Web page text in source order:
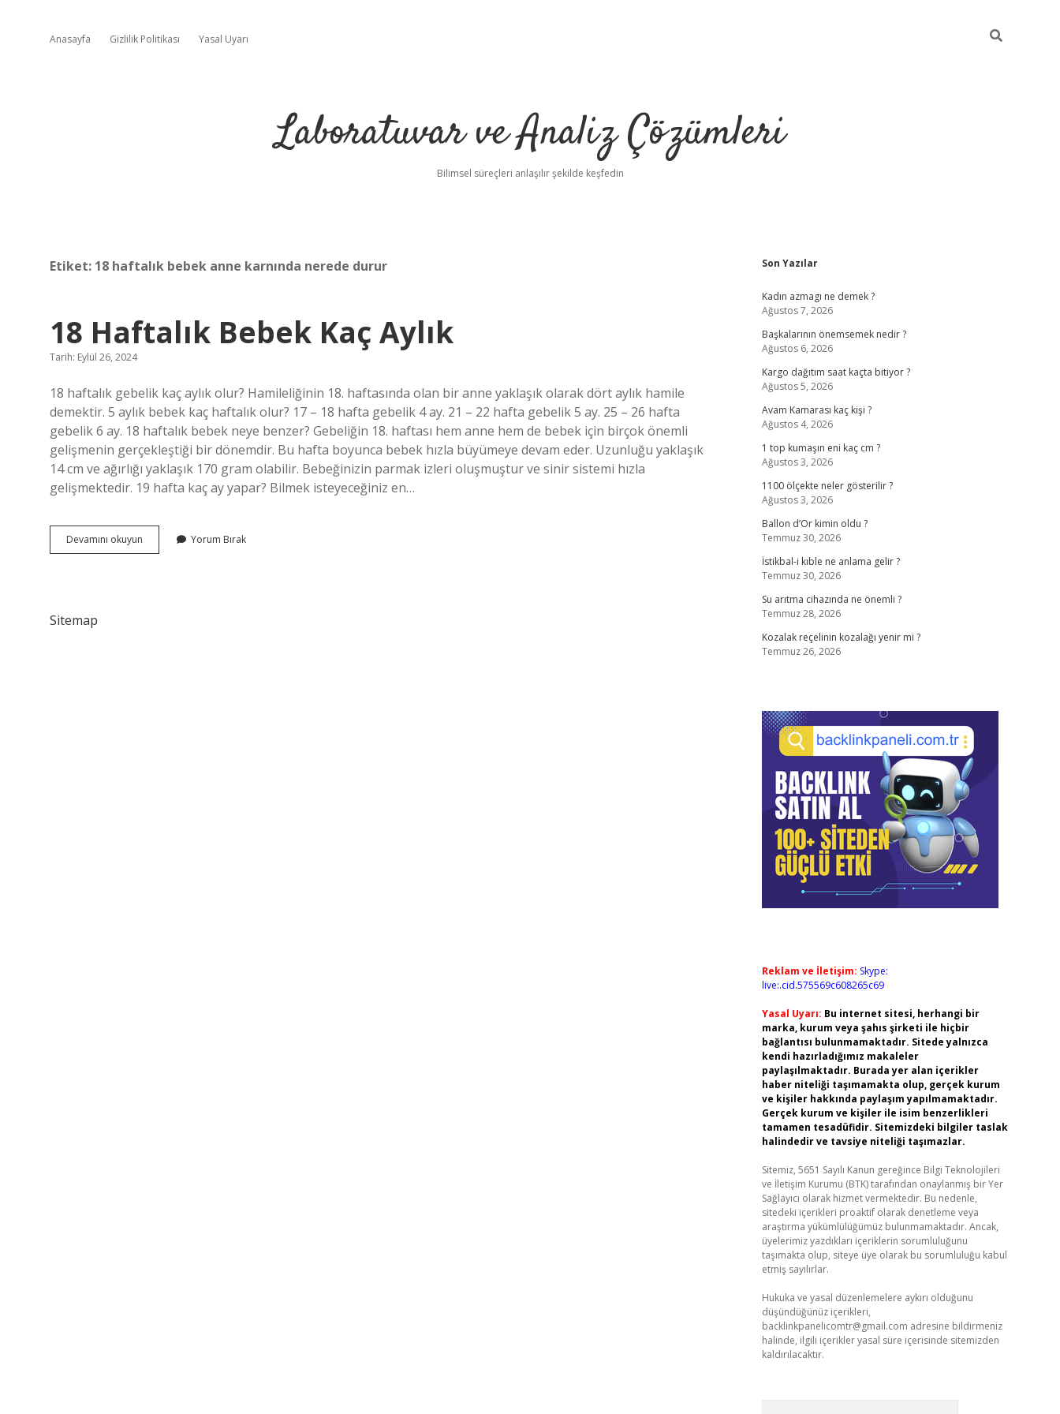
Anasayfa Gizlilik Politikası Yasal Uyarı
Laboratuvar ve Analiz Çözümleri
Bilimsel süreçleri anlaşılır şekilde keşfedin
Etiket: 18 haftalık bebek anne karnında nerede durur
18 Haftalık Bebek Kaç Aylık
Tarih: Eylül 26, 2024
18 haftalık gebelik kaç aylık olur? Hamileliğinin 18. haftasında olan bir anne yaklaşık olarak dört aylık hamile
demektir. 5 aylık bebek kaç haftalık olur? 17 – 18 hafta gebelik 4 ay. 21 – 22 hafta gebelik 5 ay. 25 – 26 hafta
gebelik 6 ay. 18 haftalık bebek neye benzer? Gebeliğin 18. haftası hem anne hem de bebek için birçok önemli
gelişmenin gerçekleştiği bir dönemdir. Bu hafta boyunca bebek hızla büyümeye devam eder. Uzunluğu yaklaşık
14 cm ve ağırlığı yaklaşık 170 gram olabilir. Bebeğinizin parmak izleri oluşmuştur ve sinir sistemi hızla
gelişmektedir. 19 hafta kaç ay yapar? Bilmek isteyeceğiniz en…
Devamını okuyun
Haftalık
Yorum Bırak
Sitemap
Sidebar
Son Yazılar
Kadın azmagı ne demek ?
Ağustos 7, 2026
Başkalarının önemsemek nedir ?
Ağustos 6, 2026
Kargo dağıtım saat kaçta bitiyor ?
Ağustos 5, 2026
Avam Kamarası kaç kişi ?
Ağustos 4, 2026
1 top kumaşın eni kaç cm ?
Ağustos 3, 2026
1100 ölçekte neler gösterilir ?
Ağustos 3, 2026
Ballon d’Or kimin oldu ?
Temmuz 30, 2026
İstikbal-i kıble ne anlama gelir ?
Temmuz 30, 2026
Su arıtma cihazında ne önemli ?
Temmuz 28, 2026
Kozalak reçelinin kozalağı yenir mi ?
Temmuz 26, 2026
Reklam ve İletişim: Skype:
live:.cid.575569c608265c69
Yasal Uyarı: Bu internet sitesi, herhangi bir
marka, kurum veya şahıs şirketi ile hiçbir
bağlantısı bulunmamaktadır. Sitede yalnızca
kendi hazırladığımız makaleler
paylaşılmaktadır. Burada yer alan içerikler
haber niteliği taşımamakta olup, gerçek kurum
ve kişiler hakkında paylaşım yapılmamaktadır.
Gerçek kurum ve kişiler ile isim benzerlikleri
tamamen tesadüfidir. Sitemizdeki bilgiler taslak
halindedir ve tavsiye niteliği taşımazlar.
Sitemiz, 5651 Sayılı Kanun gereğince Bilgi Teknolojileri
ve İletişim Kurumu (BTK) tarafından onaylanmış bir Yer
Sağlayıcı olarak hizmet vermektedir. Bu nedenle,
sitedeki içerikleri proaktif olarak denetleme veya
araştırma yükümlülüğümüz bulunmamaktadır. Ancak,
üyelerimiz yazdıkları içeriklerin sorumluluğunu
taşımakta olup, siteye üye olarak bu sorumluluğu kabul
etmiş sayılırlar.
Hukuka ve yasal düzenlemelere aykırı olduğunu
düşündüğünüz içerikleri,
backlinkpanelicomtr@gmail.com adresine bildirmeniz
halinde, ilgili içerikler yasal süre içerisinde sitemizden
kaldırılacaktır.